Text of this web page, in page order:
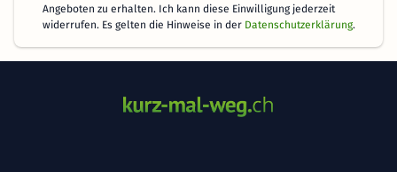
Angeboten zu erhalten. Ich kann diese Einwilligung jederzeit
widerrufen. Es gelten die Hinweise in der Datenschutzerklärung.